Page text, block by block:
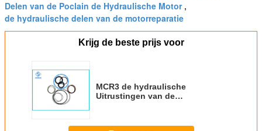
Delen van de Poclain de Hydraulische Motor,
de hydraulische delen van de motorreparatie
Krijg de beste prijs voor
MCR3 de hydraulische
Uitrustingen van de
Motorvervangstukken uit